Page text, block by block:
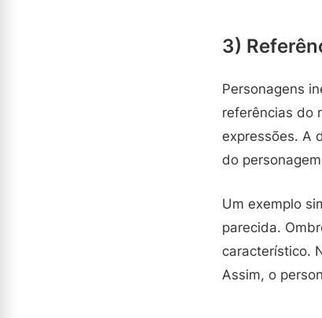
3)
Personagens
referências do
expressões. A
do
Um exemplo
parecida.
característico.
Assim, o